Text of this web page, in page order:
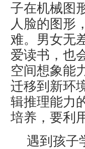
子在机械图
人脸的图形
难。男女无
爱读书，也
空间想象能
迁移到新环
辑推理能力
培养，要利
遇到孩子